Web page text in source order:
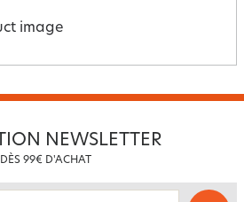
NEWSLETTER
DÈS 99€ D'ACHAT